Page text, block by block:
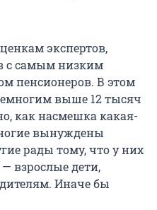
экспертов,
с самым низким
пенсионеров. В этом
выше 12 тысяч
как насмешка какая-
вынуждены
рады тому, что у них
взрослые дети,
Иначе бы